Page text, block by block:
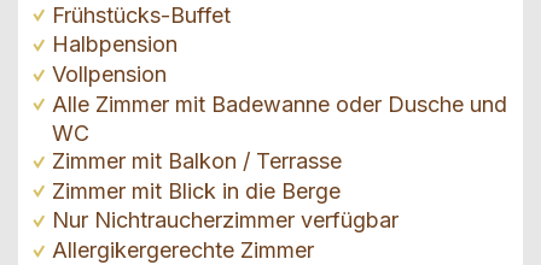
Frühstücks-Buffet
Halbpension
Vollpension
Alle Zimmer mit Badewanne oder Dusche und
WC
Zimmer mit Balkon / Terrasse
Zimmer mit Blick in die Berge
Nur Nichtraucherzimmer verfügbar
Allergikergerechte Zimmer